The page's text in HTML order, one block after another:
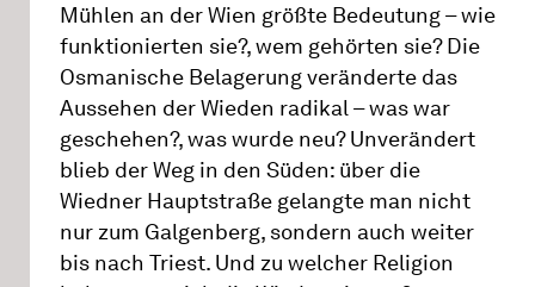
Mühlen an der Wien größte Bedeutung – wie
funktionierten sie?, wem gehörten sie? Die
Osmanische Belagerung veränderte das
Aussehen der Wieden radikal – was war
geschehen?, was wurde neu? Unverändert
blieb der Weg in den Süden: über die
Wiedner Hauptstraße gelangte man nicht
nur zum Galgenberg, sondern auch weiter
bis nach Triest. Und zu welcher Religion